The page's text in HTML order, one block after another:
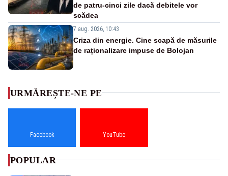
de patru-cinci zile dacă debitele vor
scădea
7 aug. 2026, 10:43
Criza din energie. Cine scapă de măsurile
de raționalizare impuse de Bolojan
URMĂREȘTE-NE PE
Facebook YouTube
POPULAR